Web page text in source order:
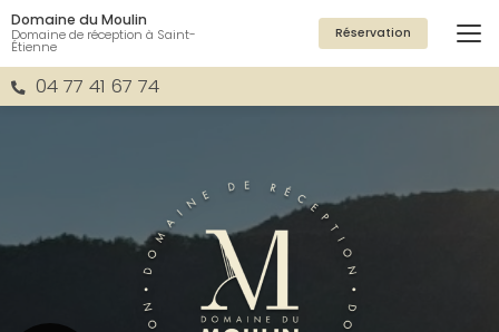
Aller
au
contenu
principal04 77 41 67 74
Domaine du Moulin
Domaine de réception à Saint-
Étienne
Réservation